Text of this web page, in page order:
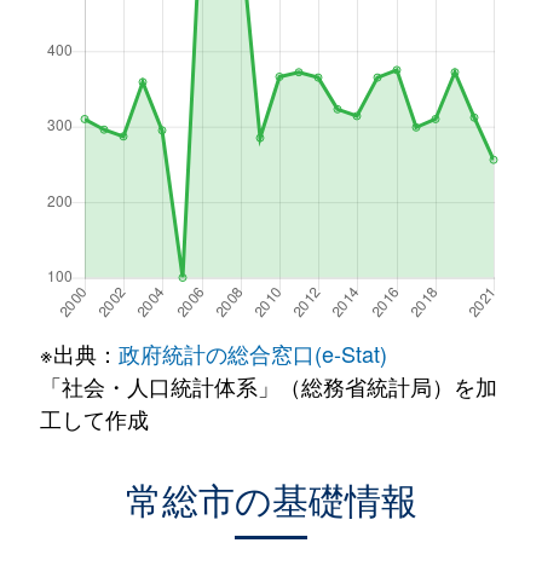
※出典： 政府統計の総合窓口(e-Stat)
「社会・人口統計体系」（総務省統計局）を加
工して作成
常総市の基礎情報